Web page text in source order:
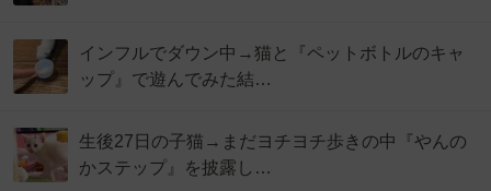
インフルでダウン中→猫と『ペットボトルのキャ
ップ』で遊んでみた結…
生後27日の子猫→まだヨチヨチ歩きの中『やんの
かステップ』を披露し…